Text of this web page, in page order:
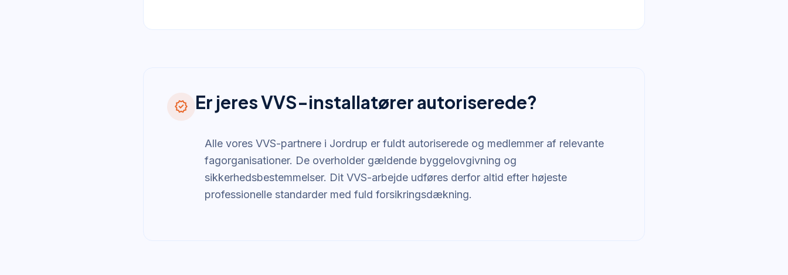
verified Er jeres VVS-installatører autoriserede?
Alle vores VVS-partnere i Jordrup er fuldt autoriserede og medlemmer af relevante
fagorganisationer. De overholder gældende byggelovgivning og
sikkerhedsbestemmelser. Dit VVS-arbejde udføres derfor altid efter højeste
professionelle standarder med fuld forsikringsdækning.